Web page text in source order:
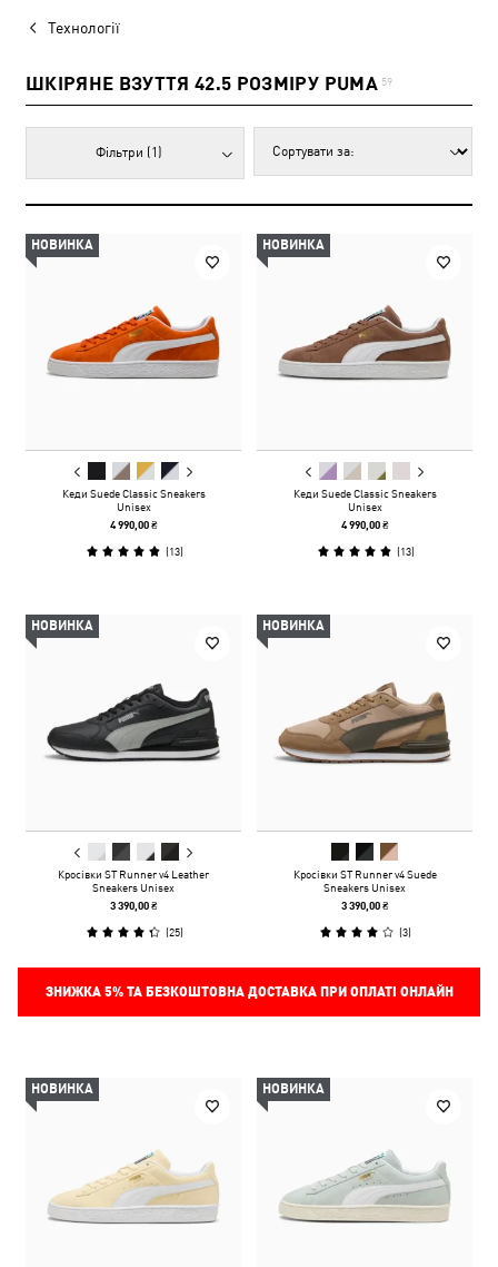
Технології
ШКІРЯНЕ ВЗУТТЯ 42.5 РОЗМІРУ PUMA 59
Фільтри (1)
НОВИНКА
Кеди Suede Classic Sneakers
Unisex
4 990,00 ₴
(13)
НОВИНКА
Кеди Suede Classic Sneakers
Unisex
4 990,00 ₴
(13)
НОВИНКА
Кросівки ST Runner v4 Leather
Sneakers Unisex
3 390,00 ₴
(25)
НОВИНКА
Кросівки ST Runner v4 Suede
Sneakers Unisex
3 390,00 ₴
(3)
ЗНИЖКА 5%ТА БЕЗКОШТОВНА ДОСТАВКА ПРИ ОПЛАТІ ОНЛАЙН
НОВИНКА НОВИНКА